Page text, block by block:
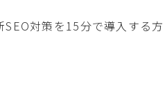
対策を15分で導入する方